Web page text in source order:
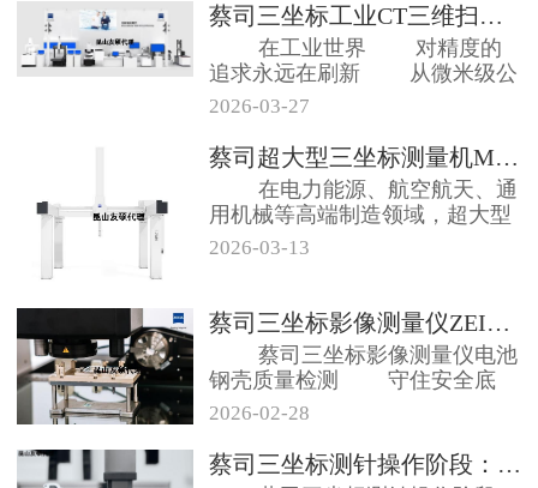
蔡司三坐标工业CT三维扫描仪等方...
在工业世界 对精度的
追求永远在刷新 从微米级公
差到纳...
2026-03-27
蔡司超大型三坐标测量机MMZ系列...
在电力能源、航空航天、通
用机械等高端制造领域，超大型
工件的精密测...
2026-03-13
蔡司三坐标影像测量仪ZEISS ...
蔡司三坐标影像测量仪电池
钢壳质量检测 守住安全底
线，拒绝续...
2026-02-28
蔡司三坐标测针操作阶段：新手容易...